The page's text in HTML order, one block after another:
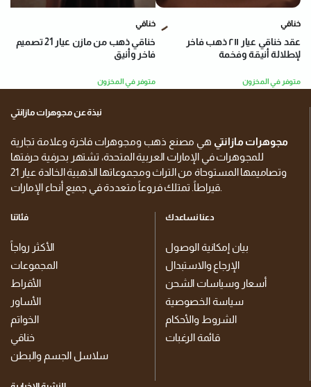
خناقي
خناقي ذهب من مازن عيار 21 تصميم
فاخر وأنيق
متوفر في المخزون
خناقي
عقد خناقي عيار ٢١١ ذهب فاخر
لإطلالة أنيقة وفخمة
متوفر في المخزون
نبذة عن مجوهرات مازانتي
مجوهرات مازانتي هي مصنع ذهب ومجوهرات فاخرة وعلامة تجارية
للمجوهرات في الإمارات العربية المتحدة، تشتهر بحرفية حرفتها
وتصاميمها المستوحاة من التراث ومجموعاتها الذهبية الخالدة عيار 21
فئاتنا
الأكثر رواجاً
المجموعات
الأقراط
الأساور
الخواتم
خناقي
سلاسل الجسم والبطن
دعنا نساعدك
بيان إمكانية الوصول
الإرجاع والاستبدال
أسعار وسياسات الشحن
سياسة الخصوصية
الشروط والأحكام
قائمة الرغبات